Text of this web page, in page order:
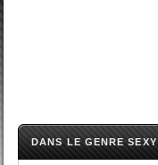
DANS LE GENRE SEXY